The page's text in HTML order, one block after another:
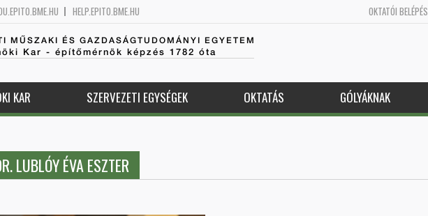
HELP.EPITO.BME.HU OKTATÓI BELÉPÉS
MŰSZAKI ÉS GAZDASÁGTUDOMÁNYI EGYETEM
Kar - építőmérnök képzés 1782 óta
KAR SZERVEZETI EGYSÉGEK OKTATÁS GÓLYÁKNAK
LUBLÓY ÉVA ESZTER